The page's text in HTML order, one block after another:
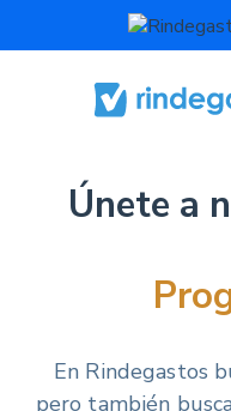
Únete a
En Rindegastos
pero también